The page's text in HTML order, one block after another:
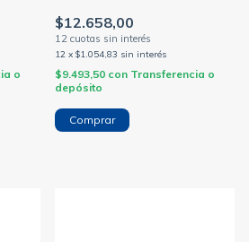
o
$12.658,00
12 x $1.054,83 sin interés
$9.493,50 con Transferencia o
depósito